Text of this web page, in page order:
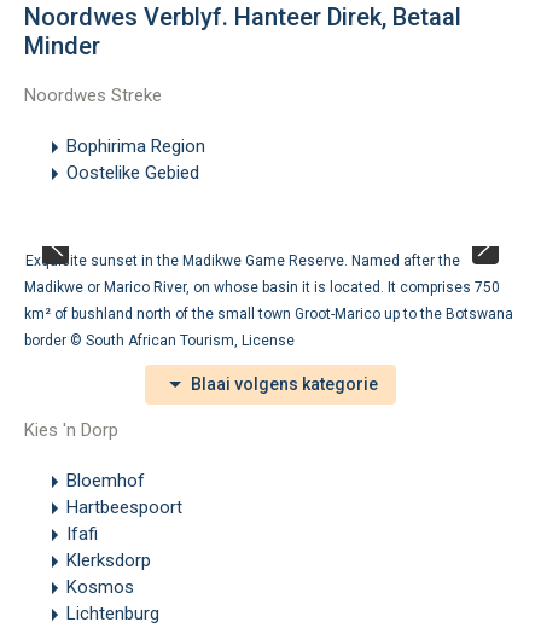
Noordwes Verblyf. Hanteer Direk, Betaal
Minder
Noordwes Streke
Bophirima Region
Oostelike Gebied
Exquisite sunset in the Madikwe Game Reserve. Named after the
Madikwe or Marico River, on whose basin it is located. It comprises 750
km² of bushland north of the small town Groot-Marico up to the Botswana
border © South African Tourism, License
Blaai volgens kategorie
Kies 'n Dorp
Bloemhof
Hartbeespoort
Ifafi
Klerksdorp
Kosmos
Lichtenburg